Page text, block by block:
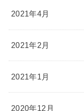
2021年4月
2021年2月
2021年1月
2020年12月